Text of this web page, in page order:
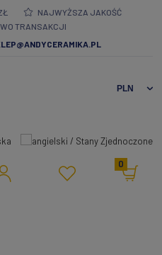
NAJWYŻSZA JAKOŚĆ
TRANSAKCJI
0